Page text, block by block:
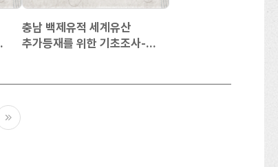
충남 백제유적 세계유산
추가등재를 위한 기초조사-